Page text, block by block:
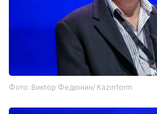
Фото: Виктор Федюнин/ Kazinform